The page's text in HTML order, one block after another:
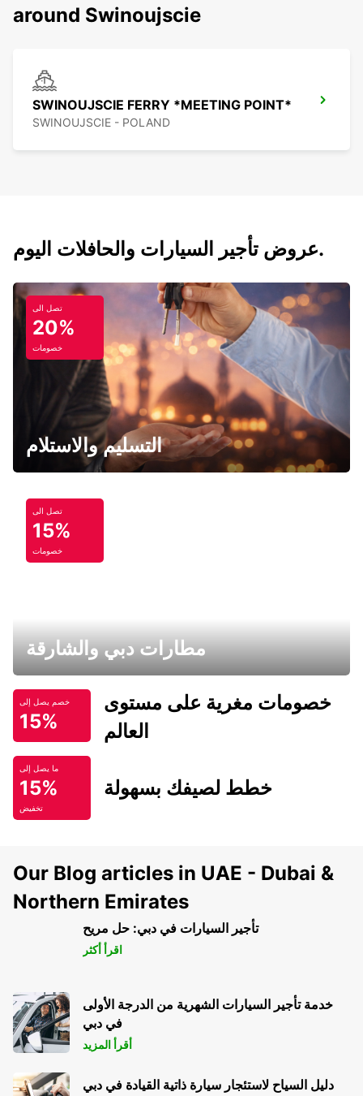
around Swinoujscie
SWINOUJSCIE FERRY *MEETING POINT*
SWINOUJSCIE - POLAND
عروض تأجير السيارات والحافلات اليوم.
تصل الى
20%
خصومات
التسليم والاستلام
تصل الى
15%
خصومات
مطارات دبي والشارقة
خصم يصل إلى
15%
خصومات مغرية على مستوى
العالم
ما يصل إلى
15%
تخفيض
خطط لصيفك بسهولة
Our Blog articles in UAE - Dubai &
Northern Emirates
تأجير السيارات في دبي: حل مريح
اقرأ أكثر
خدمة تأجير السيارات الشهرية من الدرجة الأولى
في دبي
أقرأ المزيد
دليل السياح لاستئجار سيارة ذاتية القيادة في دبي